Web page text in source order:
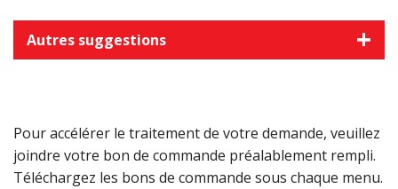
Autres suggestions
Pour accélérer le traitement de votre demande, veuillez
joindre votre bon de commande préalablement rempli.
Téléchargez les bons de commande sous chaque menu.